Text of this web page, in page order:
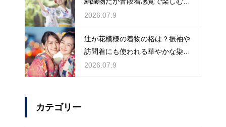
しゃれ着
2026.07.9
辻が花模様の着物の格は？振袖や
訪問着にも使われる華やかな染め
の格式
2026.07.9
カテゴリー